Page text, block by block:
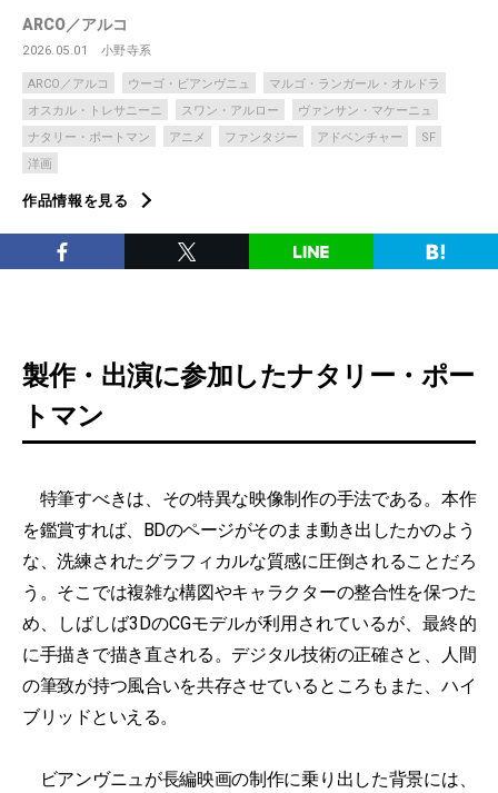
ARCO／アルコ
2026.05.01 小野寺系
ARCO／アルコ ウーゴ・ビアンヴニュ
マルゴ・ランガール・オルドラ
オスカル・トレサニーニ
スワン・アルロー
ヴァンサン・マケーニュ
ナタリー・ポートマン
アニメ ファンタジー アドベンチャー
SF
洋画
作品情報を見る
製作・出演に参加したナタリー・ポー
トマン
特筆すべきは、その特異な映像制作の手法である。本作
を鑑賞すれば、BDのページがそのまま動き出したかのよう
な、洗練されたグラフィカルな質感に圧倒されることだろ
う。そこでは複雑な構図やキャラクターの整合性を保つた
め、しばしば3DのCGモデルが利用されているが、最終的
に手描きで描き直される。デジタル技術の正確さと、人間
の筆致が持つ風合いを共存させているところもまた、ハイ
ブリッドといえる。
ビアンヴニュが長編映画の制作に乗り出した背景には、